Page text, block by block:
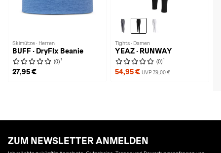
Skimütze · Herren
BUFF · DryFlx Beanie
(0) 1
27,95 €
Tights · Damen
YEAZ · RUNWAY
(0) 1
54,95 € UVP 79,00 €
ZUM NEWSLETTER ANMELDEN